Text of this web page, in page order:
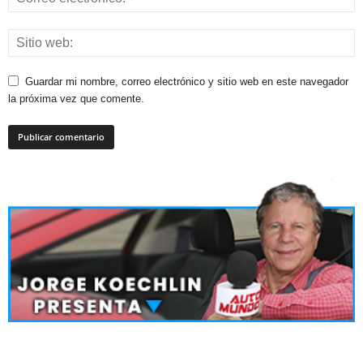
Guardar mi nombre, correo electrónico y sitio web en este navegador
la próxima vez que comente.